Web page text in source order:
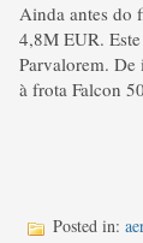
Ainda antes do
4,8M EUR.
Parvalorem. De
à frota Falcon
Posted in: